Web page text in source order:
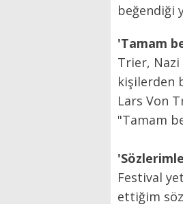
beğendiği
'Tamam
Trier, Nazi
kişilerden
Lars Von
"Tamam
Festival
ettiğim